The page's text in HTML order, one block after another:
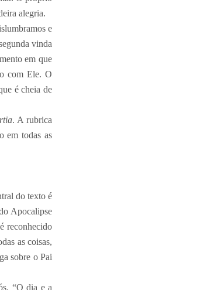
alegria.
e
vinda
em que
com Ele. O
é cheia de
. A rubrica
em todas as
do texto é
Apocalipse
reconhecido
as coisas,
sobre o Pai
“O dia e a